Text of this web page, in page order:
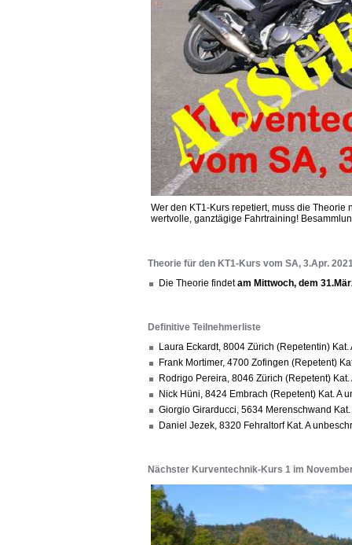
Wer den KT1-Kurs repetiert, muss die
wertvolle, ganztägige Fahrtraining!
Theorie für den KT1-Kurs vom SA, 3.Apr.
Die Theorie findetam Mittwoch, dem
Definitive Teilnehmerliste
Laura Eckardt, 8004 Zürich (Repetentin)
Frank Mortimer, 4700 Zofingen (Repetent)
Rodrigo Pereira, 8046 Zürich (Repetent)
Nick Hüni, 8424 Embrach (Repetent) Kat. A
Giorgio Girarducci, 5634 Merenschwand
Daniel Jezek, 8320 Fehraltorf Kat. A
Nächster Kurventechnik-Kurs 1 im